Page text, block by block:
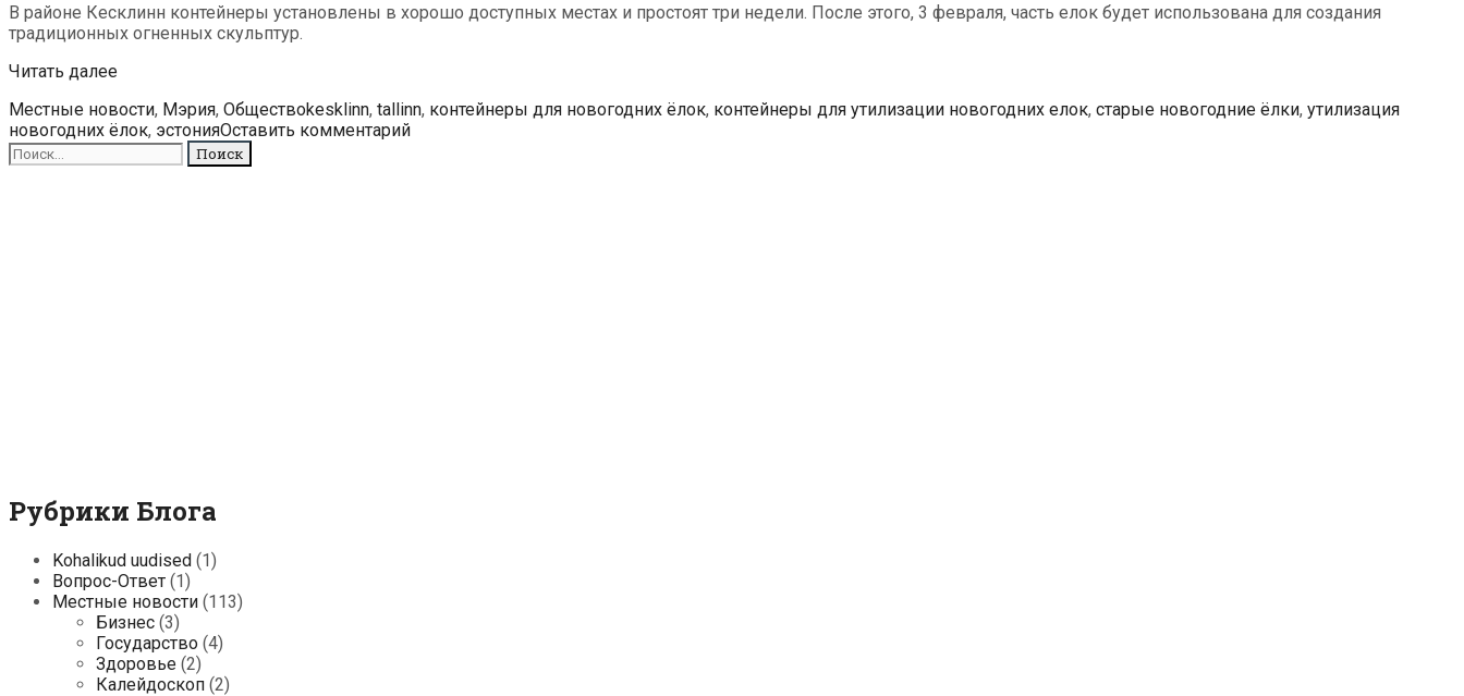
В районе Кесклинн контейнеры установлены в хорошо доступных местах и простоят три недели. После этого, 3 февраля, часть елок будет использована для создания
традиционных огненных скульптур.
Читать далееВ
определили
места
установили
Рубрики
Местные новости, Мэрия, ОбществоМетки
kesklinn, tallinn, контейнеры для новогодних ёлок, контейнеры для утилизации новогодних елок, старые новогодние ёлки, утилизация
новогодних ёлок, эстонияОставить комментарий
Поиск
для:
Рубрики Блога
Kohalikud uudised (1)
Вопрос-Ответ (1)
Местные новости (113)
Бизнес (3)
Государство (4)
Здоровье (2)
Калейдоскоп (2)